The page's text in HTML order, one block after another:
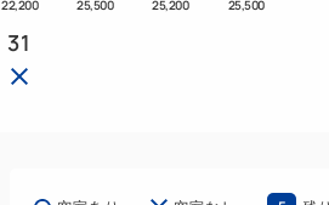
22,200 25,500 25,200 25,500
31